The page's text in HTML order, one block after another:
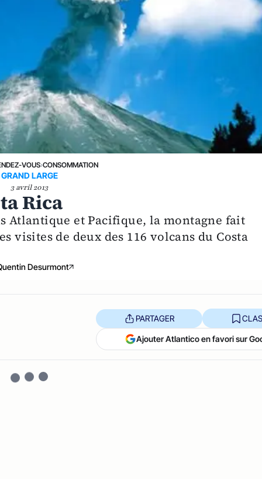
VOUS›CONSOMMATION
GRAND LARGE
3 avril 2013
Rica
Atlantique et Pacifique, la montagne fait
visites de deux des 116 volcans du Costa
Desurmont
PARTAGER
Ajouter Atlantico en favori sur